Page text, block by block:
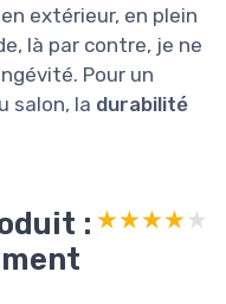
extérieur, en plein
là par contre, je ne
Pour un
salon, la durabilité
: ★★★★★
★★★★★